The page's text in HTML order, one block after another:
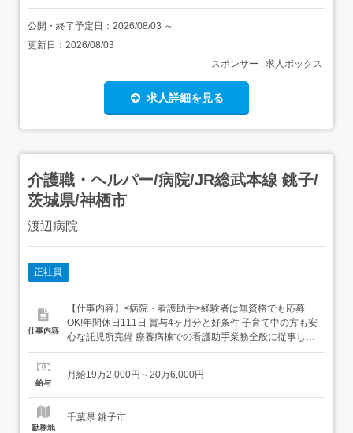
公開・終了予定日： 2026/08/03 ～
更新日： 2026/08/03
スポンサー : 求人ボックス
求人詳細を見る
介護職・ヘルパー/病院/JR総武本線 銚子/
茨城県/神栖市
渡辺病院
正社員
仕事内容
【仕事内容】<病院・看護助手>経験者は無資格でも応募
OK!年間休日111日 賞与4ヶ月分と好条件 子育て中の方も安
心な託児所完備 療養病棟での看護助手業務全般に従事して
いただきます。託児所も完備していますので、子育て中の
メリハリをつけてお仕事していただけます 病院での勤務に
給与
月給19万2,000円～20万6,000円
勤務地
千葉県 銚子市